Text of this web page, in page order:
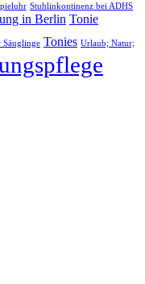
Stuhlinkontinenz bei ADHS
in Berlin Tonie
Säuglinge Tonies Urlaub; Natur;